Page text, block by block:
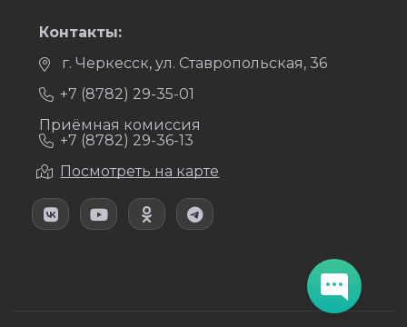
Контакты:
г. Черкесск, ул. Ставропольская, 36
+7 (8782) 29-35-01
Приёмная комиссия
+7 (8782) 29-36-13
Посмотреть на карте